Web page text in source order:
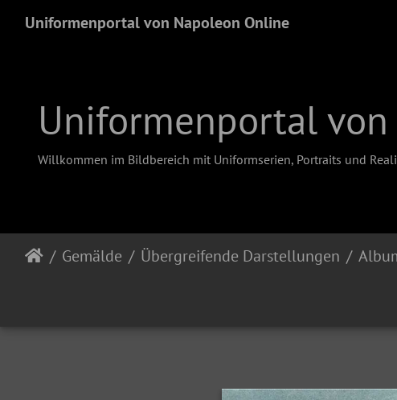
Uniformenportal von Napoleon Online
Uniformenportal
Willkommen im Bildbereich mit Uniformserien, Portraits und
Gemälde Übergreifende Darstellungen